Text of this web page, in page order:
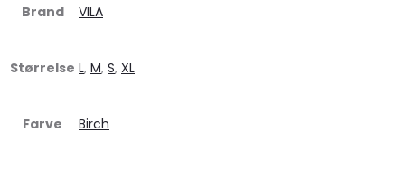
Brand VILA
Størrelse L, M, S, XL
Farve Birch